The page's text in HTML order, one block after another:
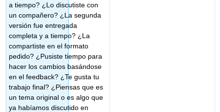
a tiempo? ¿Lo discutiste con
un compañero? ¿La segunda
versión fue entregada
completa y a tiempo? ¿La
compartiste en el formato
pedido? ¿Pusiste tiempo para
hacer los cambios basándose
en el feedback? ¿Te gusta tu
trabajo final? ¿Piensas que es
un tema original o es algo que
ya habíamos discutido en